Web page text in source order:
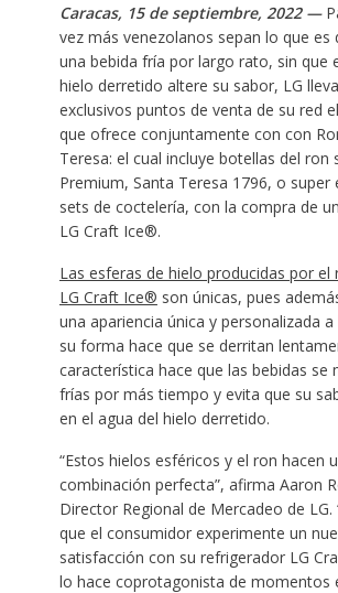
Caracas, 15 de septiembre, 2022 —
vez más venezolanos sepan lo que es
una bebida fría por largo rato, sin que
hielo derretido altere su sabor, LG
exclusivos puntos de venta de su red
que ofrece conjuntamente con con
Teresa: el cual incluye botellas del ron
Premium, Santa Teresa 1796, o super
sets de coctelería, con la compra de
LG Craft Ice®.
Las esferas de hielo producidas por el
LG Craft Ice® son únicas, pues
una apariencia única y personalizada a
su forma hace que se derritan
característica hace que las bebidas se
frías por más tiempo y evita que su
en el agua del hielo derretido.
“Estos hielos esféricos y el ron hacen
combinación perfecta”, afirma Aaron
Director Regional de Mercadeo de LG.
que el consumidor experimente un
satisfacción con su refrigerador LG
lo hace coprotagonista de momentos